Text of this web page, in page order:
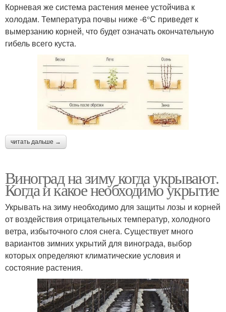
Корневая же система растения менее устойчива к
холодам. Температура почвы ниже -6°С приведет к
вымерзанию корней, что будет означать окончательную
гибель всего куста.
читать дальше →
Виноград на зиму когда укрывают.
Когда и какое необходимо укрытие
Укрывать на зиму необходимо для защиты лозы и корней
от воздействия отрицательных температур, холодного
ветра, избыточного слоя снега. Существует много
вариантов зимних укрытий для винограда, выбор
которых определяют климатические условия и
состояние растения.